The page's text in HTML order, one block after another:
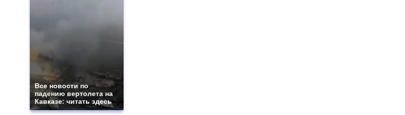
Все новости по
падению вертолета на
Кавказе: читать здесь